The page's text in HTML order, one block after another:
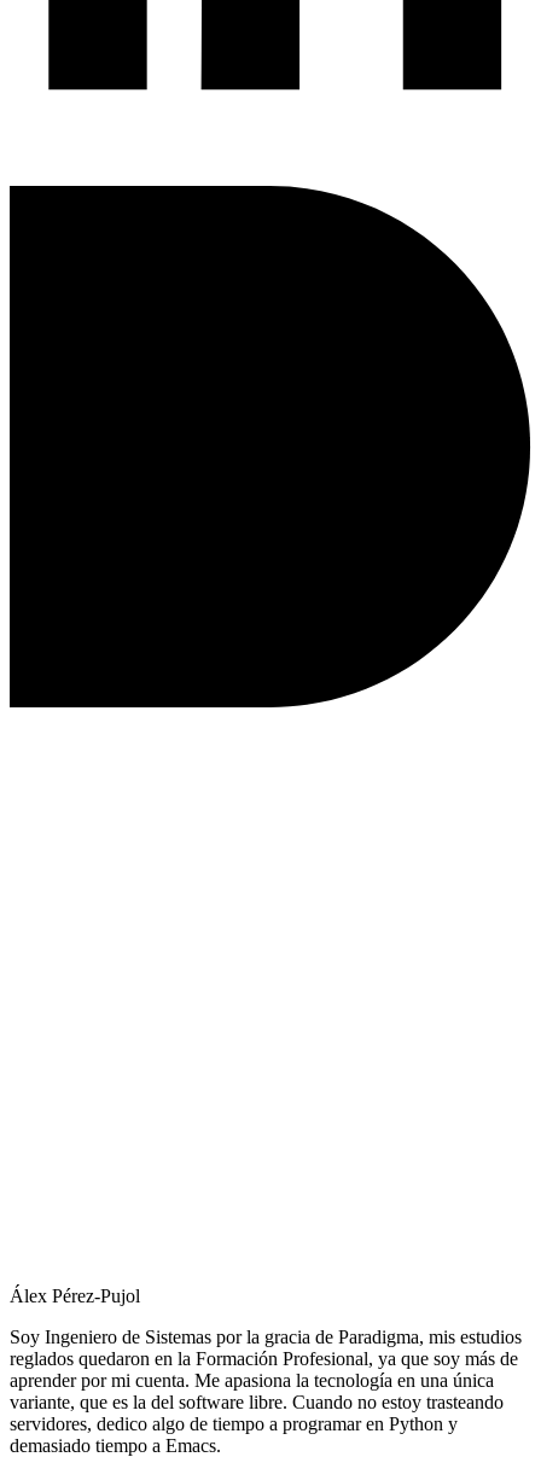
Álex Pérez-Pujol
Soy Ingeniero de Sistemas por la gracia de Paradigma, mis estudios
reglados quedaron en la Formación Profesional, ya que soy más de
aprender por mi cuenta. Me apasiona la tecnología en una única
variante, que es la del software libre. Cuando no estoy trasteando
servidores, dedico algo de tiempo a programar en Python y
demasiado tiempo a Emacs.